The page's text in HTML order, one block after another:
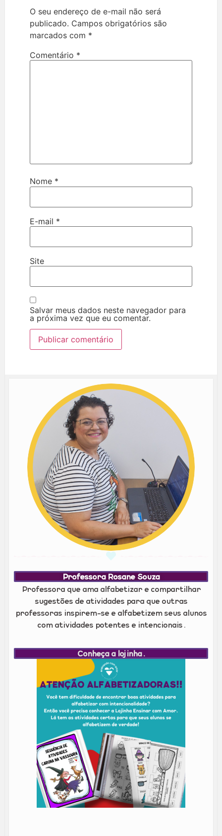
O seu endereço de e-mail não será
publicado. Campos obrigatórios são
marcados com *
Comentário *
Nome *
E-mail *
Site
Salvar meus dados neste navegador para
a próxima vez que eu comentar.
Professora Rosane Souza
Professora que ama alfabetizar e compartilhar
sugestões de atividades para que outras
professoras inspirem-se e alfabetizem seus alunos
com atividades potentes e intencionais.
Conheça a lojinha.